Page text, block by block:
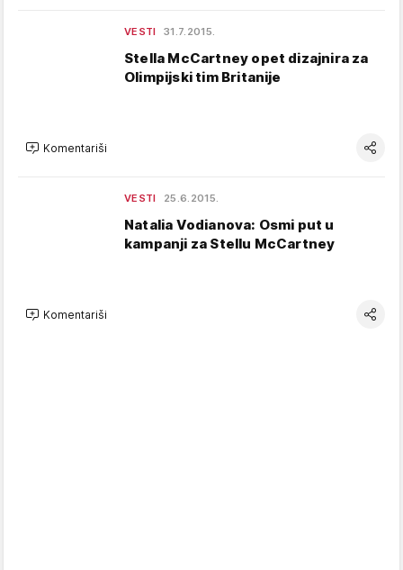
VESTI 31.7.2015.
Stella McCartney opet dizajnira za
Olimpijski tim Britanije
Komentariši
VESTI 25.6.2015.
Natalia Vodianova: Osmi put u
kampanji za Stellu McCartney
Komentariši